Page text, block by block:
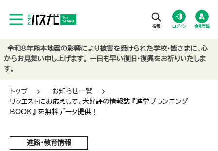
ログイン 会員登録
トップ
お知らせ一覧
リクエストにお応えして、大好評の情報誌 『進学プランニング
BOOK』 を無料データ提供！
進路・教育情報
令和8年熊本地震の影響により被害を受けられた学校・皆さまに、心
からお見舞い申し上げます。 一日も早い復旧・復興をお祈りいたしま
す。